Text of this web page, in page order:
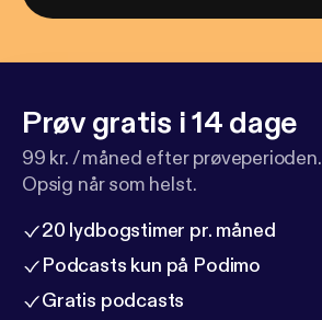
Prøv gratis i 14 dage
99 kr. / måned efter prøveperioden.
Opsig når som helst.
20 lydbogstimer pr. måned
Podcasts kun på Podimo
Gratis podcasts